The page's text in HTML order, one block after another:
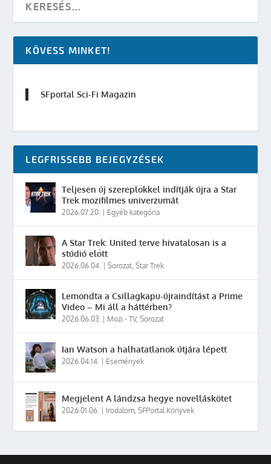
KÖVESS MINKET!
SFportal Sci-Fi Magazin
LEGFRISSEBB BEJEGYZÉSEK
Teljesen új szereplőkkel indítják újra a Star
Trek mozifilmes univerzumát
2026.07.20. Egyéb kategória
A Star Trek: United terve hivatalosan is a
stúdió előtt
2026.06.04. |Sorozat,Star Trek
Lemondta a Csillagkapu-újraindítást a Prime
Video – Mi áll a háttérben?
2026.06.03. Mozi - TV,Sorozat
Ian Watson a halhatatlanok útjára lépett
2026.04.14. Események
Megjelent A lándzsa hegye novelláskötet
2026.01.06. Irodalom,SFPortal Könyvek